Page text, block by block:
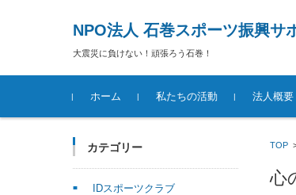
NPO法人 石巻スポーツ振興サ
大震災に負けない！頑張ろう石巻！
コンテンツに移動
ホーム
私たちの活動 法人概要
TOP
心
カテゴリー
IDスポーツクラブ